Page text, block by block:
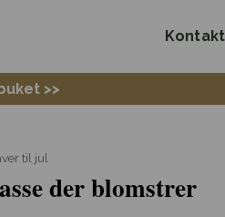
Kontakt
>>
til jul
der blomstrer